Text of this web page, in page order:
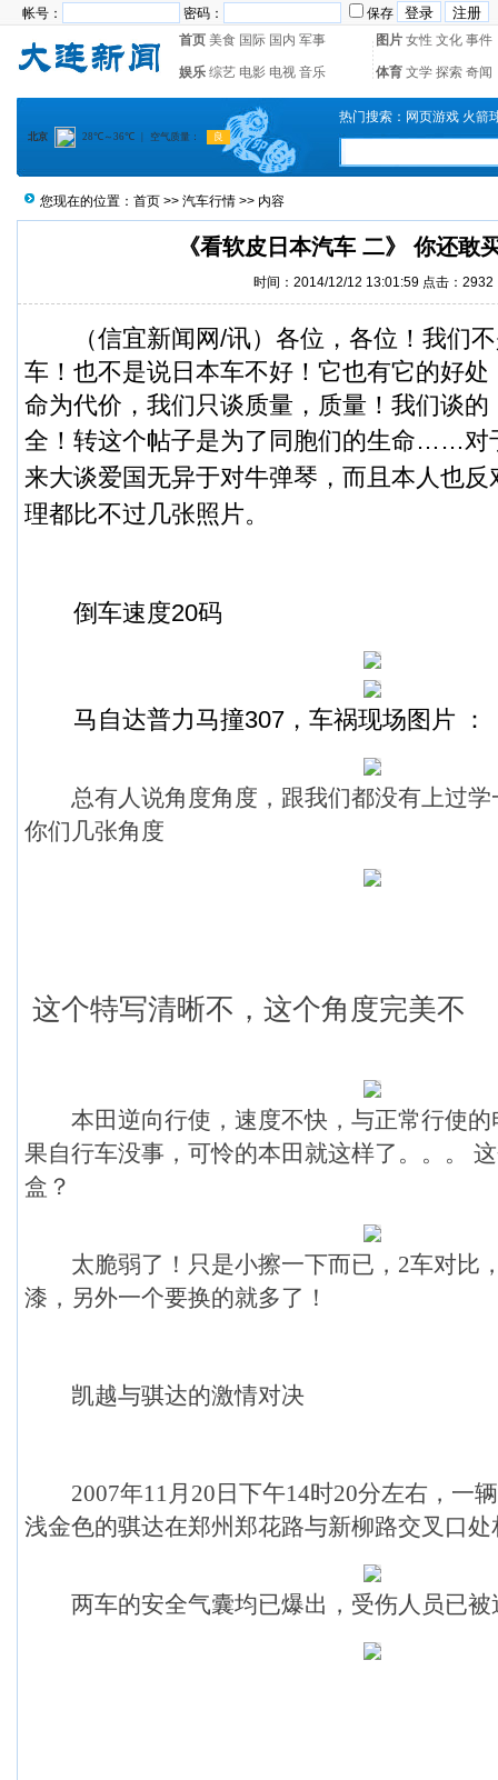
帐号： 密码：
保存
首页 美食 国际 国内 军事 图片 女性 文化 事件
娱乐 综艺 电影 电视 音乐 体育 文学 探索 奇闻
热门搜索： 网页游戏 火箭
您现在的位置： 首页 >> 汽车行情 >> 内容
《看软皮日本汽车 二》 你还敢
时间：2014/12/12 13:01:59 点击：2932
（信宜新闻 网/讯）各位，各位！我们
车！也不是说日本车不好！它也有它的好
命为代价，我们只谈质量，质量！我们谈
全！转这个帖子是为了同胞们的生命……对
来大谈爱国无异于对牛弹琴，而且本人也
理都比不过几张照片。
倒车速度20码
马自达普力马撞307，车祸现场图片 ：
总有人说角度角度，跟我们都没有上过学
你们几张角度
这个特写清晰不，这个角度完美不
本田逆向行使，速度不快，与正常行使的
果自行车没事，可怜的本田就这样了。。。
盒？
太脆弱了！只是小擦一下而已，2车对比
漆，另外一个要换的就多了！
凯越与骐达的激情对决
2007年11月20日下午14时20分左右，一
浅金色的骐达在郑州郑花路与新柳路交叉口处
两车的安全气囊均已爆出，受伤人员已被